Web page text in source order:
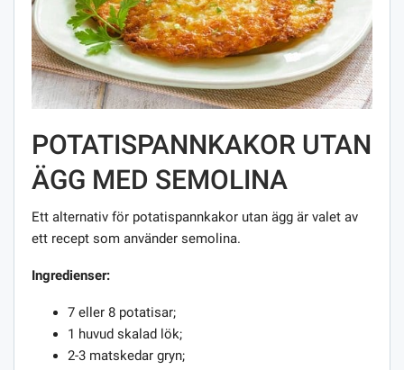
POTATISPANNKAKOR UTAN
ÄGG MED SEMOLINA
Ett alternativ för potatispannkakor utan ägg är valet av
ett recept som använder semolina.
Ingredienser:
7 eller 8 potatisar;
1 huvud skalad lök;
2-3 matskedar gryn;